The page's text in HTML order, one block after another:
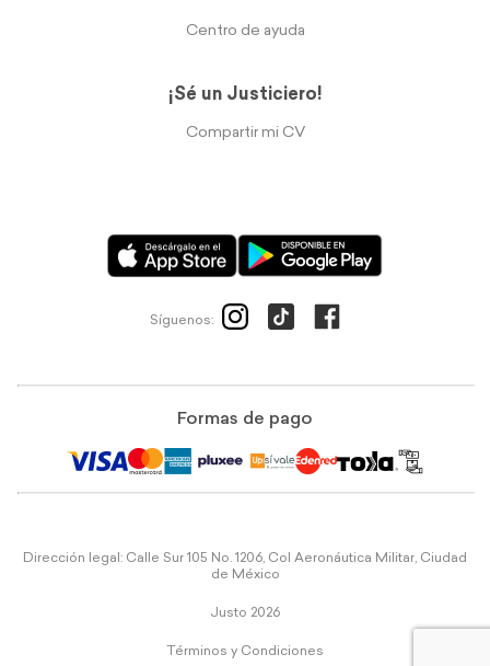
Centro de ayuda
¡Sé un Justiciero!
Compartir mi CV
Síguenos:
Formas de pago
Dirección legal: Calle Sur 105 No. 1206, Col Aeronáutica Militar, Ciudad
de México
Justo 2026
Términos y Condiciones